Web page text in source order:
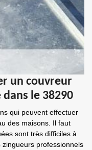
un couvreur
le 38290
qui peuvent effectuer
des maisons. Il faut
sont très difficiles à
professionnels